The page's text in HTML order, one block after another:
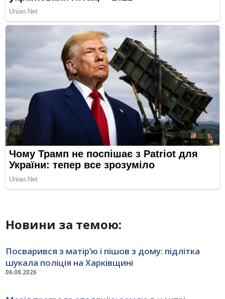
Новини за темою:
06.08.2026
Посварився з матір’ю і пішов з дому: підлітка
шукала поліція на Харківщині